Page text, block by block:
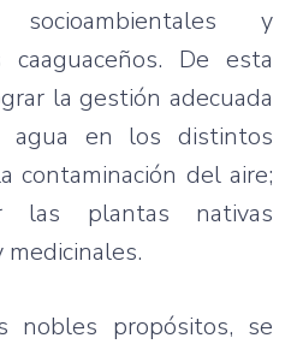
y
De esta
la gestión adecuada
en los distintos
contaminación del aire;
las plantas nativas
nobles propósitos, se